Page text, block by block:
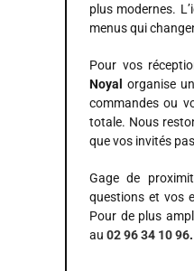
plus modernes.
menus qui
Pour vos
Noyal
organise
commandes ou
totale. Nous
que vos invités
Gage de
questions et vos
Pour de plus
au 02 96 34 10 96.